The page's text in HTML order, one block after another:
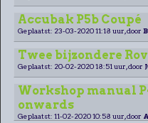
Accubak P5b Coupé
Geplaatst: 23-03-2020 11:18 uur, door
Twee bijzondere
Geplaatst: 20-02-2020 18:51 uur, door
Workshop manual
onwards
Geplaatst: 11-02-2020 10:58 uur, door